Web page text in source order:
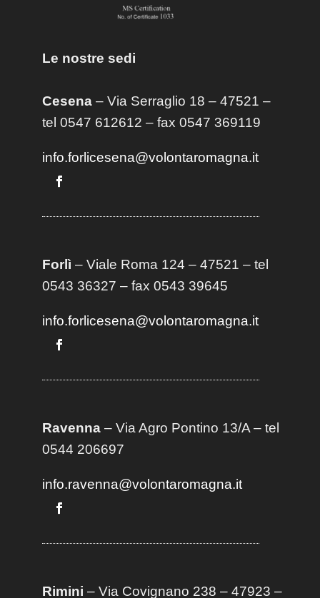
Le nostre sedi
Cesena– Via Serraglio 18 – 47521 –
tel 0547 612612 – fax 0547 369119
info.forlicesena@volontaromagna.it
Forlì – Viale Roma 124 – 47521 – tel
0543 36327 – fax 0543 39645
info.forlicesena@volontaromagna.it
Ravenna– Via Agro Pontino 13/A– tel
0544 206697
info.ravenna@volontaromagna.it
Rimini – Via Covignano 238 – 47923 –